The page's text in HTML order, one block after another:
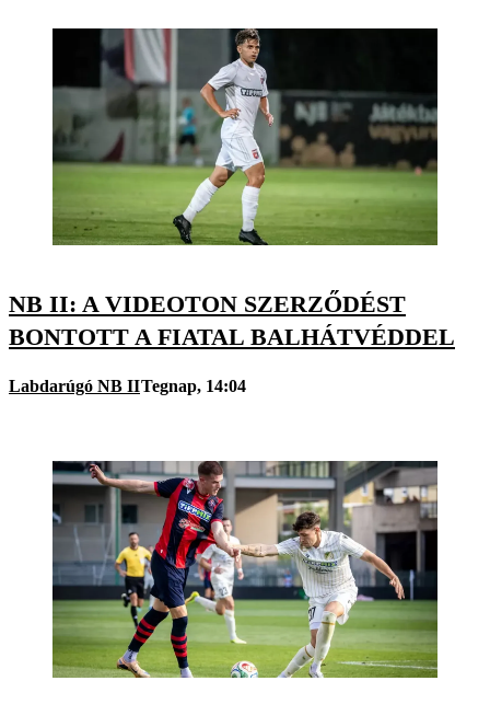
NB II: A VIDEOTON SZERZŐDÉST
BONTOTT A FIATAL BALHÁTVÉDDEL
Labdarúgó NB IITegnap, 14:04